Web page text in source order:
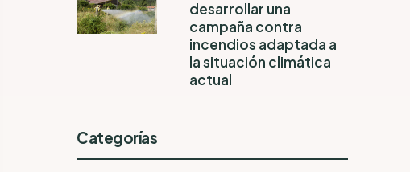
desarrollar una
campaña contra
incendios adaptada a
la situación climática
actual
Categorías